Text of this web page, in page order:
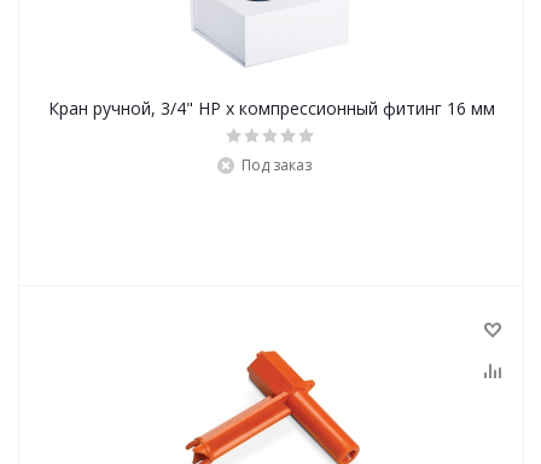
Кран ручной, 3/4" НР х компрессионный фитинг 16 мм
Под заказ